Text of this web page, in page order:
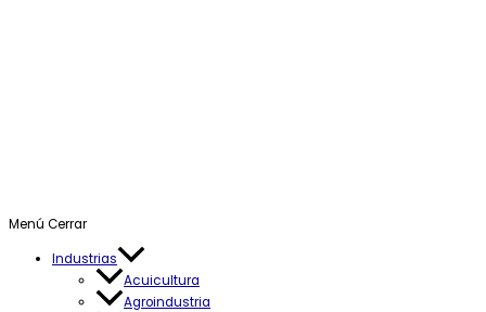
Menú Cerrar
Industrias
Acuicultura
Agroindustria